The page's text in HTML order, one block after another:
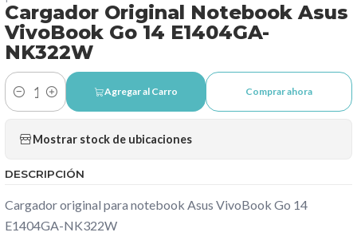
Cargador Original Notebook Asus
VivoBook Go 14 E1404GA-
NK322W
Cantidad
Agregar al Carro Comprar ahora
Mostrar stock de ubicaciones
DESCRIPCIÓN
Cargador original para notebook Asus VivoBook Go 14
E1404GA-NK322W